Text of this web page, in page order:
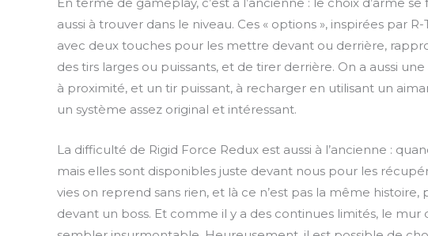
a
y
aussi à trouver dans le niveau. Ces « options », inspirées par
avec deux touches pour les mettre devant ou derrière,
des tirs larges ou puissants, et de tirer derrière. On a aussi
à proximité, et un tir puissant, à recharger en utilisant un
un système assez original et intéressant.
La difficulté de Rigid Force Redux est aussi à l’ancienne :
mais elles sont disponibles juste devant nous pour les
vies on reprend sans rien, et là ce n’est pas la même
devant un boss. Et comme il y a des continues limités, le